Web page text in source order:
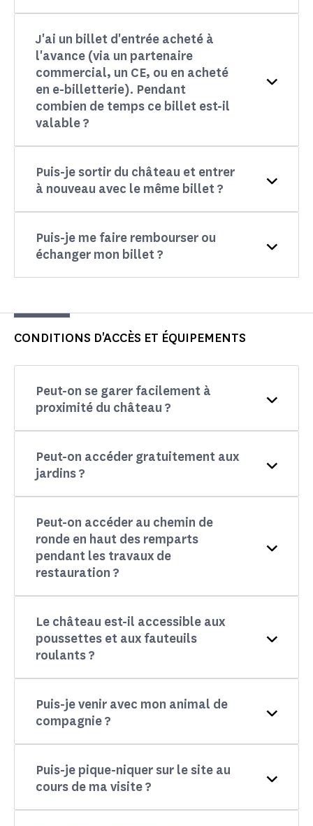
J'ai un billet d'entrée acheté à
l'avance (via un partenaire
commercial, un CE, ou en acheté
en e-billetterie). Pendant
combien de temps ce billet est-il
valable ?
Puis-je sortir du château et entrer
à nouveau avec le même billet ?
Puis-je me faire rembourser ou
échanger mon billet ?
CONDITIONS D'ACCÈS ET ÉQUIPEMENTS
Peut-on se garer facilement à
proximité du château ?
Peut-on accéder gratuitement aux
jardins ?
Peut-on accéder au chemin de
ronde en haut des remparts
pendant les travaux de
restauration ?
Le château est-il accessible aux
poussettes et aux fauteuils
roulants ?
Puis-je venir avec mon animal de
compagnie ?
Puis-je pique-niquer sur le site au
cours de ma visite ?